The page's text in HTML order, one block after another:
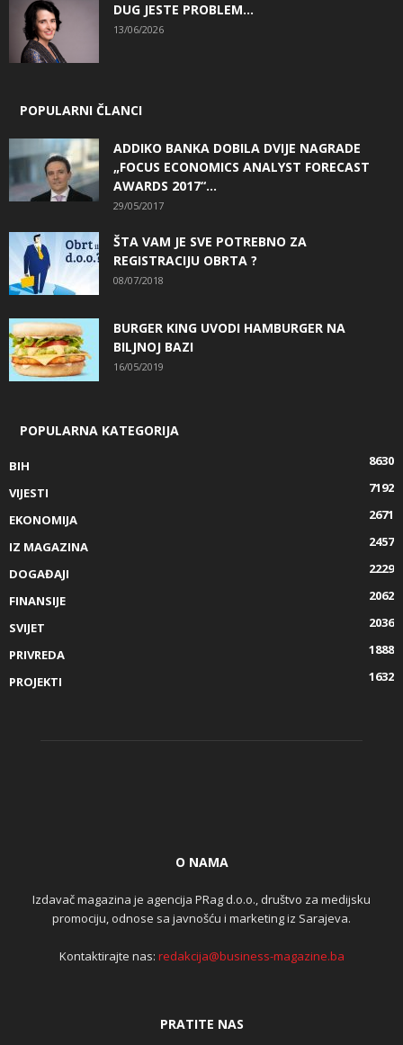
DUG JESTE PROBLEM…
13/06/2026
POPULARNI ČLANCI
ADDIKO BANKA DOBILA DVIJE NAGRADE
„FOCUS ECONOMICS ANALYST FORECAST
AWARDS 2017“...
29/05/2017
ŠTA VAM JE SVE POTREBNO ZA
REGISTRACIJU OBRTA ?
08/07/2018
BURGER KING UVODI HAMBURGER NA
BILJNOJ BAZI
16/05/2019
POPULARNA KATEGORIJA
BIH
8630
VIJESTI
7192
EKONOMIJA
2671
IZ MAGAZINA
2457
DOGAĐAJI
2229
FINANSIJE
2062
SVIJET
2036
PRIVREDA
1888
PROJEKTI
1632
O NAMA
Izdavač magazina je agencija PRag d.o.o., društvo za medijsku
promociju, odnose sa javnošću i marketing iz Sarajeva.
Kontaktirajte nas: redakcija@business-magazine.ba
PRATITE NAS